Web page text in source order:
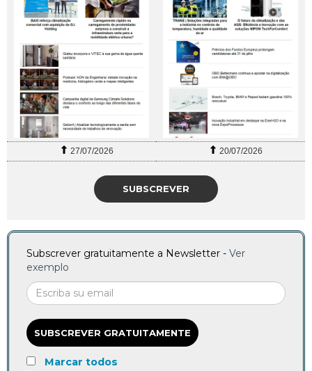
27/07/2026 20/07/2026
SUBSCREVER
Subscrever gratuitamente a Newsletter - Ver
exemplo
SUBSCREVER GRATUITAMENTE
Marcar todos